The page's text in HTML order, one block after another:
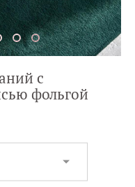
с
фольгой